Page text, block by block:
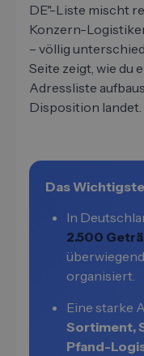
DE"-Liste mischt
Konzern-
– völlig
Seite zeigt, wie du
Adressliste
Disposition landet.
Das
In
2.500
organisiert.
Eine starke
Sortiment,
Pfand-